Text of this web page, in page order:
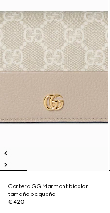
Cartera GG Marmont bicolor
tamaño pequeño
€ 420